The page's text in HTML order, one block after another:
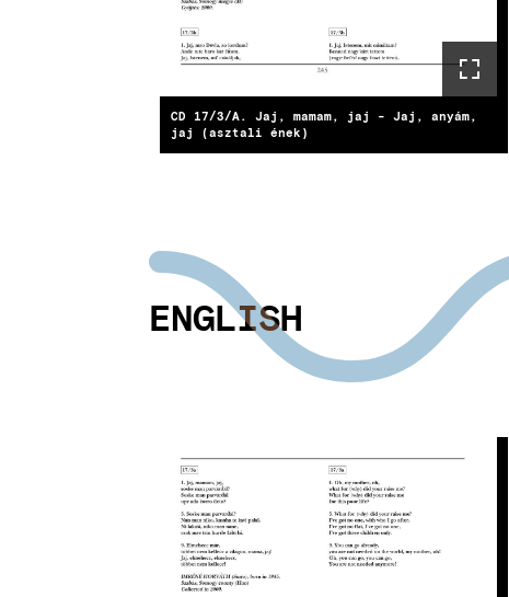
CD 17/3/A. Jaj, mamam, jaj - Jaj, anyám,
jaj (asztali ének)
ENGLISH